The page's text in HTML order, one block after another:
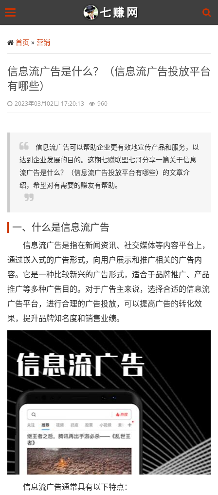
to
main
Toggle
首页 » 营销
信息流广告是什么？（信息流广告投放平台
有哪些）
2023年03月02日 17:20:13 960
信息流广告可以帮助企业更有效地宣传产品和服务，以
达到企业发展的目的。这期七赚联盟七哥分享一篇关于信息
流广告是什么？（信息流广告投放平台有哪些）的文章介
绍，希望对有需要的赚友有帮助。
一、什么是信息流广告
信息流广告是指在新闻资讯、社交媒体等内容平台上，
通过嵌入式的广告形式，向用户展示和推广相关的广告内
容。它是一种比较新兴的广告形式，适合于品牌推广、产品
推广等多种广告目的。对于广告主来说，选择合适的信息流
广告平台，进行合理的广告投放，可以提高广告的转化效
果，提升品牌知名度和销售业绩。
信息流广告通常具有以下特点：